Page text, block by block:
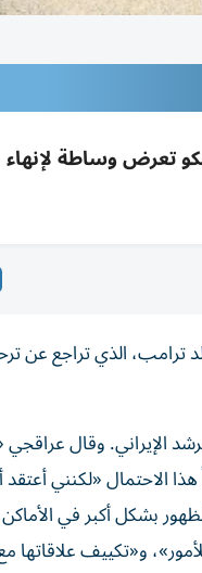
تعرض وساطة
ترامب، الذي تراجع عن
الإيراني. وقال
الاحتمال «لكنني أعتقد
بشكل أكبر في الأماكن
و«تكييف علاقاتها